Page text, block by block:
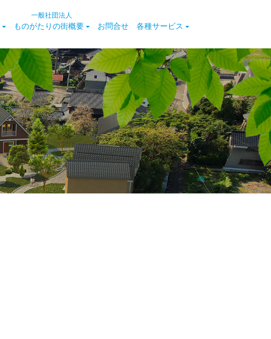
一般社団法人
ものがたりの街概要 お問合せ 各種サービス